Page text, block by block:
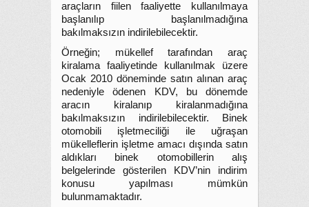
araçların fiilen faaliyette kullanılmaya
başlanılıp başlanılmadığına
bakılmaksızın indirilebilecektir.
Örneğin; mükellef tarafından araç
kiralama faaliyetinde kullanılmak üzere
Ocak 2010 döneminde satın alınan araç
nedeniyle ödenen KDV, bu dönemde
aracın kiralanıp kiralanmadığına
bakılmaksızın indirilebilecektir. Binek
otomobili işletmeciliği ile uğraşan
mükelleflerin işletme amacı dışında satın
aldıkları binek otomobillerin alış
belgelerinde gösterilen KDV’nin indirim
konusu yapılması mümkün
bulunmamaktadır.